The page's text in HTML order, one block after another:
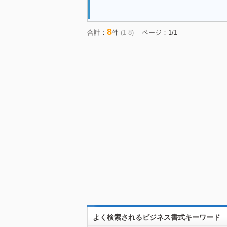
合計： 8件 (1-8) ページ：1/1
よく検索されるビジネス書式キーワード